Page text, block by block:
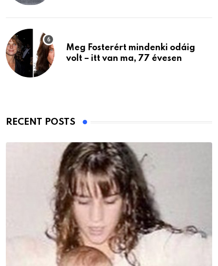
Meg Fosterért mindenki odáig
volt – itt van ma, 77 évesen
RECENT POSTS